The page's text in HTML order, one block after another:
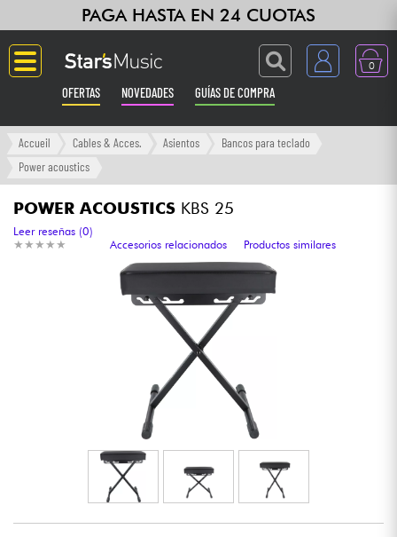
PAGA HASTA EN 24 CUOTAS
0
OFERTAS NOVEDADES GUÍAS DE COMPRA
Langue
Ampli & Efectos
Sintetizadores & samplers
Micros
Accueil Cables & Acces. Asientos
Bancos para teclado
Power acoustics
POWER ACOUSTICS KBS 25
★ ★ ★ ★ ★
★ ★ ★ ★ ★
Leer reseñas (0)
Accesorios relacionados
Productos similares